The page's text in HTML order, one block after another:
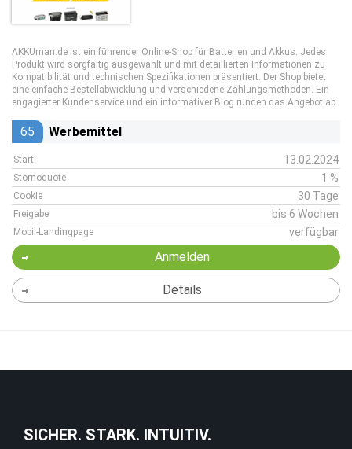
AKKUman.de ist ein führender Online-Shop für Batterien und Akkus. Jedes
Produkt wird sorgfältig ausgewählt und mit detaillierten Informationen zu
Kompatibilität und technischen Spezifikationen präsentiert. Der Shop bietet
eine einfache Bestellabwicklung und verschiedene Zahlungsmethoden. Ein
engagierter Kundenservice und ein informativer Blog runden das Angebot ab.
65 Werbemittel
Start 13.02.2024
Stornoquote 1 %
Cookie 30 Tage
Freigabe bis 6 Wochen
Mobil-Landingpage verfügbar
Anmelden
Details
SICHER. STARK. INTUITIV.